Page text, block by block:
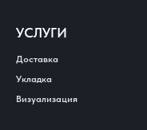
УСЛУГИ
Визуализация
Укладка
Доставка